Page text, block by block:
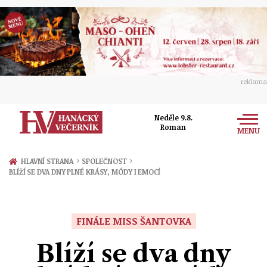
reklama
Neděle 9.8.
Roman
MENU
Zprávy
Přerov
Ekonomika
Ženy
Sport
HLAVNÍ STRANA › SPOLEČNOST ›
BLÍŽÍ SE DVA DNY PLNÉ KRÁSY, MÓDY I EMOCÍ
FINÁLE MISS ŠANTOVKA
Blíží se dva dny